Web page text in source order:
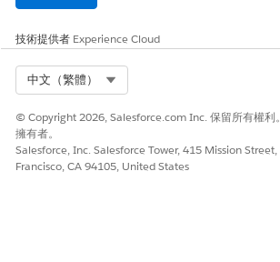
技術提供者 Experience Cloud
中文（繁體）
© Copyright 2026, Salesforce.com Inc. 保留所有權利
擁有者。
Salesforce, Inc. Salesforce Tower, 415 Mission Street,
Francisco, CA 94105, United States